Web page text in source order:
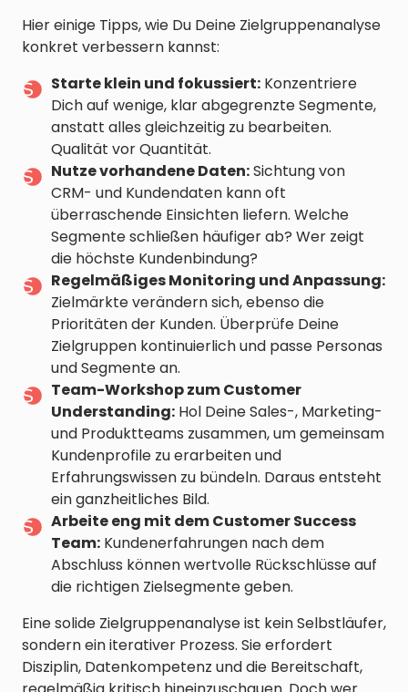
Hier einige Tipps, wie Du Deine Zielgruppenanalyse
konkret verbessern kannst:
Starte klein und fokussiert: Konzentriere
Dich auf wenige, klar abgegrenzte Segmente,
anstatt alles gleichzeitig zu bearbeiten.
Qualität vor Quantität.
Nutze vorhandene Daten:Sichtung von
CRM- und Kundendaten kann oft
überraschende Einsichten liefern. Welche
Segmente schließen häufiger ab? Wer zeigt
die höchste Kundenbindung?
Regelmäßiges Monitoring und Anpassung:
Zielmärkte verändern sich, ebenso die
Prioritäten der Kunden. Überprüfe Deine
Zielgruppen kontinuierlich und passe Personas
und Segmente an.
Team-Workshop zum Customer
Understanding: Hol Deine Sales-, Marketing-
und Produktteams zusammen, um gemeinsam
Kundenprofile zu erarbeiten und
Erfahrungswissen zu bündeln. Daraus entsteht
ein ganzheitliches Bild.
Arbeite eng mit dem Customer Success
Team: Kundenerfahrungen nach dem
Abschluss können wertvolle Rückschlüsse auf
die richtigen Zielsegmente geben.
Eine solide Zielgruppenanalyse ist kein Selbstläufer,
sondern ein iterativer Prozess. Sie erfordert
Disziplin, Datenkompetenz und die Bereitschaft,